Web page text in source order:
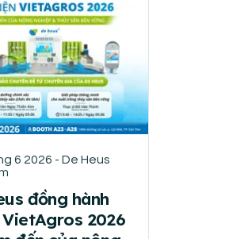
6 2026 - De Heus
đồng hành
2026